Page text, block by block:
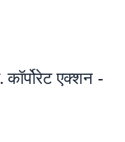
कॉर्पोरेट एक्शन -